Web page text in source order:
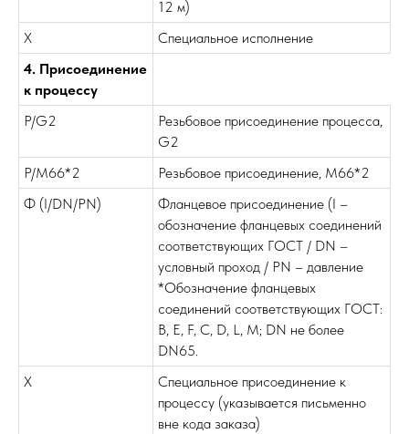
12 м)
Х
Специальное исполнение
4. Присоединение
к процессу
Р/G2
Резьбовое присоединение процесса,
G2
Р/M66*2
Резьбовое присоединение, М66*2
Ф (I/DN/PN)
Фланцевое присоединение (I –
обозначение фланцевых соединений
соответствующих ГОСТ / DN –
условный проход / PN – давление
*Обозначение фланцевых
соединений соответствующих ГОСТ:
В, E, F, C, D, L, M; DN не более
DN65.
X
Специальное присоединение к
процессу (указывается письменно
вне кода заказа)